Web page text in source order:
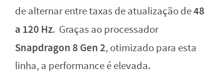
de alternar entre taxas de atualização de48
a 120 Hz. Graças ao processador
Snapdragon 8 Gen 2, otimizado para esta
linha, a performance é elevada.